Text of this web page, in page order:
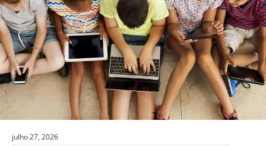
julho 27, 2026